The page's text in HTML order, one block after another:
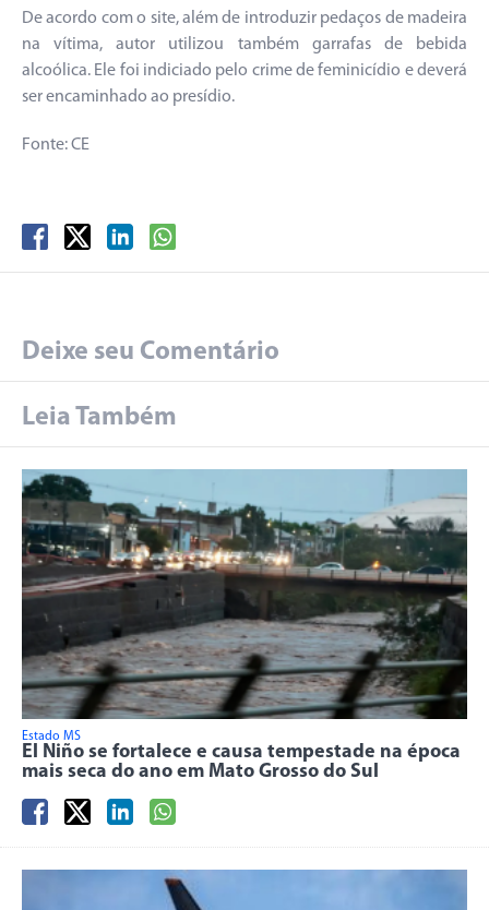
De acordo com o site, além de introduzir pedaços de madeira
na vítima, autor utilizou também garrafas de bebida
alcoólica. Ele foi indiciado pelo crime de feminicídio e deverá
ser encaminhado ao presídio.
Fonte: CE
Deixe seu Comentário
Leia Também
Estado MS
El Niño se fortalece e causa tempestade na época
mais seca do ano em Mato Grosso do Sul